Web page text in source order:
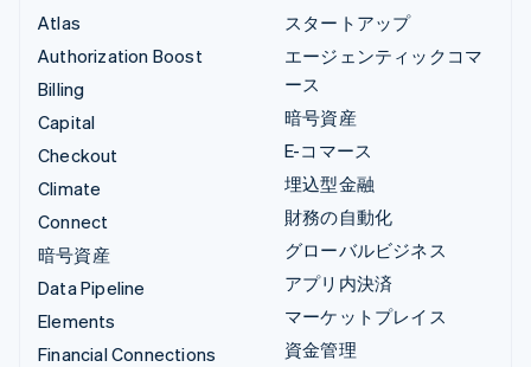
Atlas
Authorization Boost
Billing
Capital
Checkout
Climate
Connect
暗号資産
Data Pipeline
Elements
Financial Connections
スタートアップ
エージェンティックコマ
ース
暗号資産
E-コマース
埋込型金融
財務の自動化
グローバルビジネス
アプリ内決済
マーケットプレイス
資金管理